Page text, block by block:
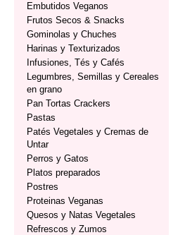
Embutidos Veganos
Frutos Secos & Snacks
Gominolas y Chuches
Harinas y Texturizados
Infusiones, Tés y Cafés
Legumbres, Semillas y Cereales
en grano
Pan Tortas Crackers
Pastas
Patés Vegetales y Cremas de
Untar
Perros y Gatos
Platos preparados
Postres
Proteinas Veganas
Quesos y Natas Vegetales
Refrescos y Zumos